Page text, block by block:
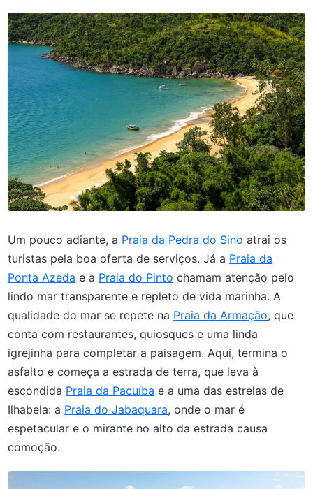
Um pouco adiante, a Praia da Pedra do Sino atrai os
turistas pela boa oferta de serviços. Já a Praia da
Ponta Azeda e a Praia do Pinto chamam atenção pelo
lindo mar transparente e repleto de vida marinha. A
qualidade do mar se repete na Praia da Armação, que
conta com restaurantes, quiosques e uma linda
igrejinha para completar a paisagem. Aqui, termina o
asfalto e começa a estrada de terra, que leva à
escondida Praia da Pacuíba e a uma das estrelas de
Ilhabela: a Praia do Jabaquara, onde o mar é
espetacular e o mirante no alto da estrada causa
comoção.